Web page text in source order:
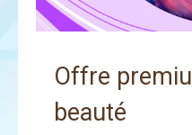
Offre
beauté